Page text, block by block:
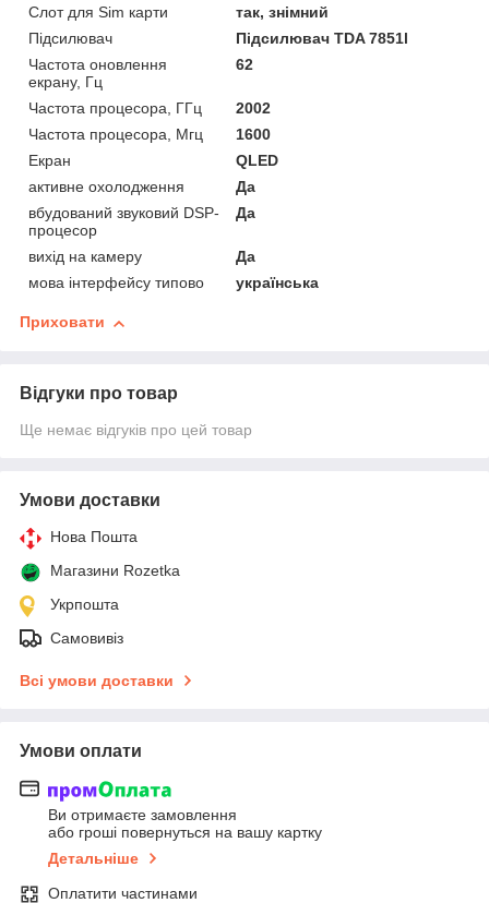
Слот для Sim карти
так, знімний
Підсилювач
Підсилювач TDA 7851l
Частота оновлення
екрану, Гц
62
Частота процесора, ГГц
2002
Частота процесора, Мгц
1600
Екран
QLED
активне охолодження
Да
вбудований звуковий DSP-
процесор
Да
вихід на камеру
Да
мова інтерфейсу типово
українська
Приховати
Відгуки про товар
Ще немає відгуків про цей товар
Умови доставки
Нова Пошта
Магазини Rozetka
Укрпошта
Самовивіз
Всі умови доставки
Умови оплати
Ви отримаєте замовлення
або гроші повернуться на вашу картку
Детальніше
Оплатити частинами